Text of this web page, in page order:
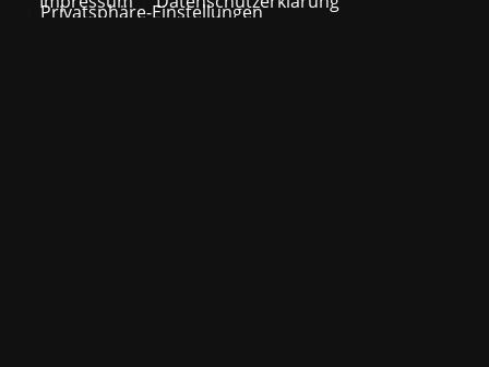
Privatsphäre-Einstellungen